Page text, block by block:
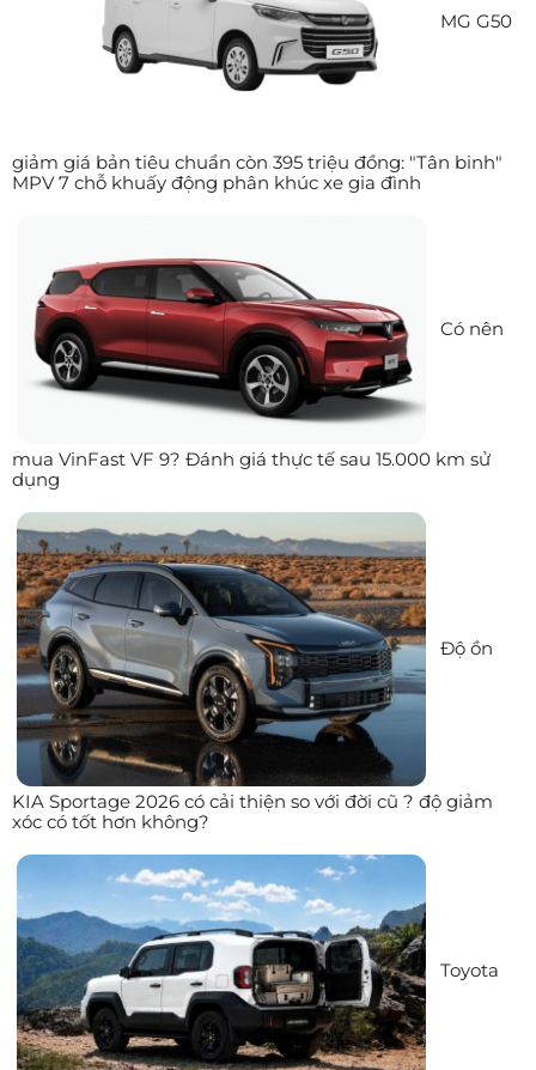
MG G50
giảm giá bản tiêu chuẩn còn 395 triệu đồng: "Tân binh"
MPV 7 chỗ khuấy động phân khúc xe gia đình
Có nên
mua VinFast VF 9? Đánh giá thực tế sau 15.000 km sử
dụng
Độ ồn
KIA Sportage 2026 có cải thiện so với đời cũ ? độ giảm
xóc có tốt hơn không?
Toyota